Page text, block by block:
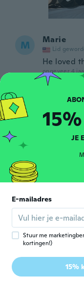
M Marie
Lid
He loved
ongeveer 4
A Atanas
2020
ongeveer 4
善 Lid geworden
ongeveer 4
B Buti
Lid geworden
ongeveer 4
D Deleen
Lid
Very nice
JE
E-mailadres
Stuur me
kortingen!)
15%